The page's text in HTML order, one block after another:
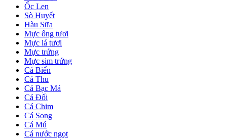
Ốc Len
Sò Huyết
Hàu Sữa
Mực ống tươi
Mực lá tươi
Mực trứng
Mực sim trứng
Cá Biển
Cá Thu
Cá Bạc Má
Cá Đối
Cá Chim
Cá Song
Cá Mú
Cá nước ngọt